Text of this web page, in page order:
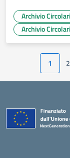
Archivio
Archivio
1 2